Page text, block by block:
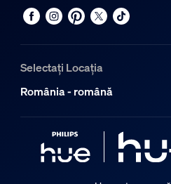
Selectați Locația
România - română